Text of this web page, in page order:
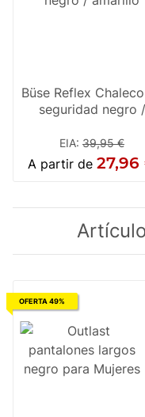
Büse Reflex
seguridad negro /
EIA: 39,95 €
A partir de 27,96
OFERTA 49%